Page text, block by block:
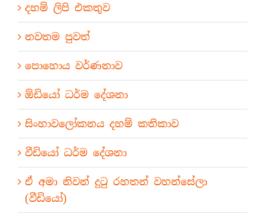
දහම් ලිපි එකතුව
නවතම පුවත්
පොහොය වර්ණනාව
ඕඩියෝ ධර්ම දේශනා
සිංහාවලෝකනය දහම් කතිකාව
වීඩියෝ ධර්ම දේශනා
ඒ අමා නිවන් දුටු රහතන් වහන්සේලා
(වීඩියෝ)